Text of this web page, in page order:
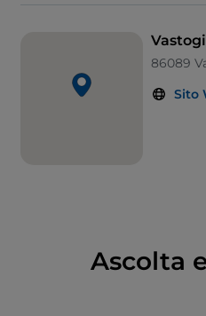
armonia architettonica ci
tempo, a sognare dame,
86089
Sito
Ascolta